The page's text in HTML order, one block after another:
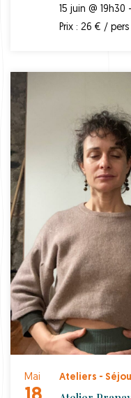
15 juin @ 19h30
Prix : 26 € / pers
Mai Ateliers -